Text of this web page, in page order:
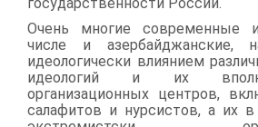
Очень многие современные
числе и азербайджанские,
идеологически влиянием
идеологий и их
организационных центров,
салафитов и нурсистов, а их